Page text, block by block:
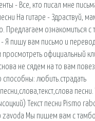
- Все, кто писал мне
песни На гитаре - Здраствуй,
Предлагаем ознакомиться с
- Я пишу вам письмо и
просмотреть официальный
не сядем на то вам
способны: любить.страдать
Текст песни Pismo
Мы пишем вам с